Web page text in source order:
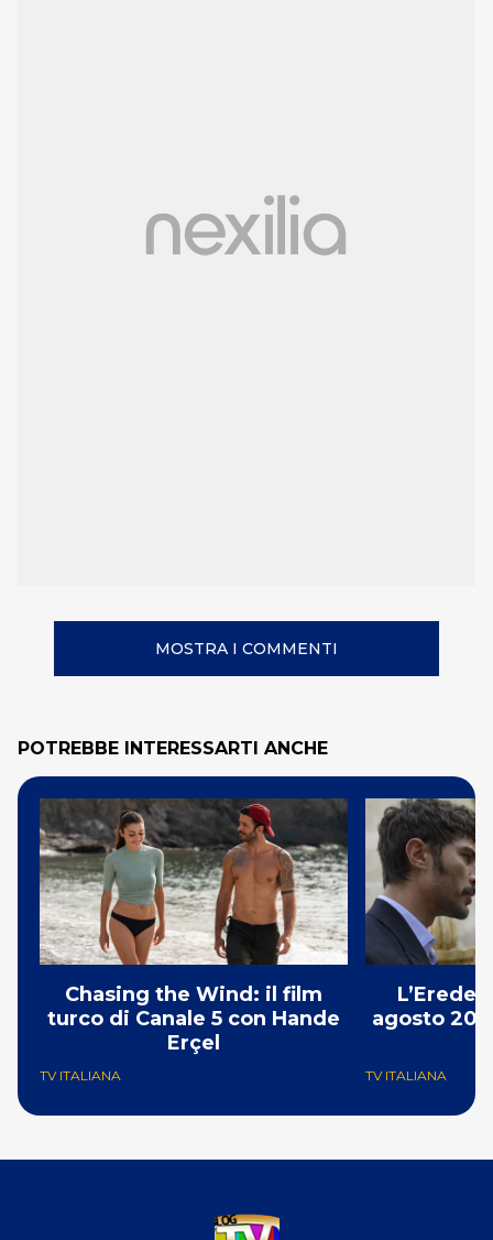
MOSTRA I COMMENTI
POTREBBE INTERESSARTI ANCHE
Chasing the Wind: il film
turco di Canale 5 con Hande
Erçel
TV ITALIANA
agosto
TV ITALIANA